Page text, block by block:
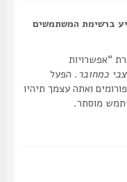
המשתמשים
. הפעל
ואתה עצמך תיהיו
מוסתר.